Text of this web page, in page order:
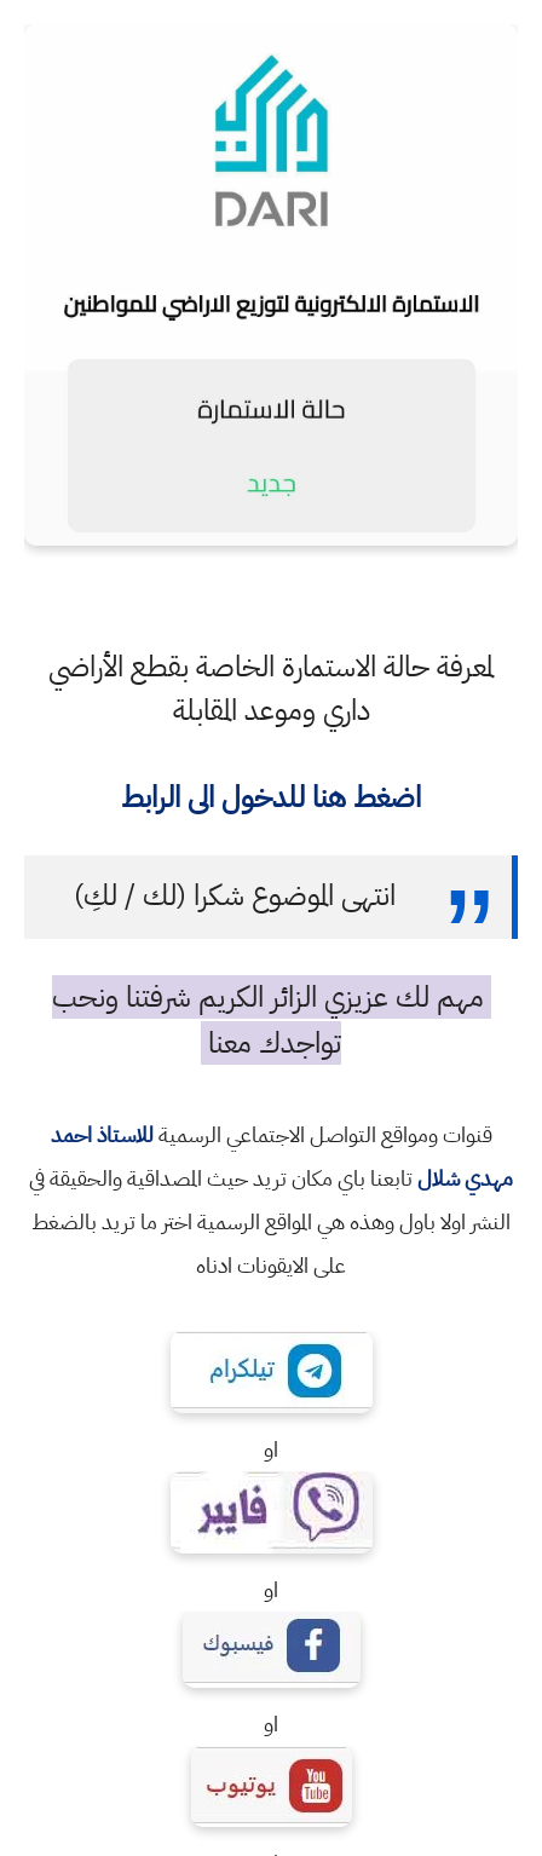
لمعرفة حالة الاستمارة الخاصة بقطع الأراضي
داري وموعد المقابلة
اضغط هنا للدخول الى الرابط
انتهى الموضوع شكرا (لك / لكِ)
مهم لك عزيزي الزائر الكريم شرفتنا ونحب
تواجدك معنا
قنوات ومواقع التواصل الاجتماعي الرسميةللاستاذ احمد
مهدي شلالتابعنا باي مكان تريد حيث المصداقية والحقيقة في
النشر اولا باول وهذه هي المواقع الرسمية اختر ما تريد بالضغط
على الايقونات ادناه
او
او
او